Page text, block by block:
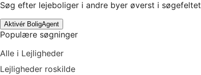
Søg efter lejeboliger i andre byer øverst i søgefeltet
Aktivér BoligAgent
Populære søgninger
Alle i Lejligheder
Lejligheder roskilde